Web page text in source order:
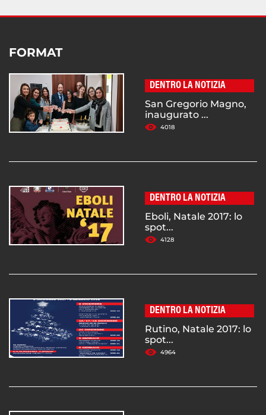
FORMAT
DENTRO LA NOTIZIA
San Gregorio Magno,
inaugurato ...
4018
DENTRO LA NOTIZIA
Eboli, Natale 2017: lo
spot...
4128
DENTRO LA NOTIZIA
Rutino, Natale 2017: lo
spot...
4964